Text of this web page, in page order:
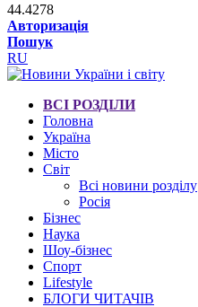
44.4278
Авторизація
Пошук
RU
ВСІ РОЗДІЛИ
Головна
Україна
Місто
Світ
Всі новини розділу
Росія
Бізнес
Наука
Шоу-бізнес
Спорт
Lifestyle
БЛОГИ ЧИТАЧІВ